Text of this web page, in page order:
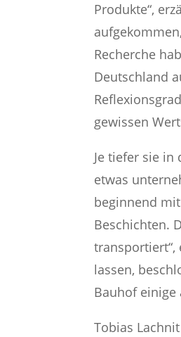
Produkte“,
Recherche
Deutschland
gewissen
Je tiefer sie in
etwas
beginnend
Beschichten.
transportiert“,
lassen,
Bauhof einige
Tobias